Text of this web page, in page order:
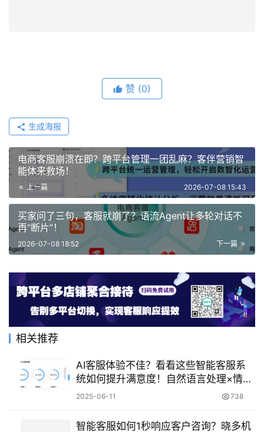
赞 (0)
生成海报
电商客服崩溃在即？跨平台管理一团乱麻？客伴营销智
能体来救场！
上一篇 2026-07-08 15:43
买家问了三句，客服就崩了？语流Agent让多轮对话不
再“断片”！
下一篇
2026-07-08 18:52
相关推荐
AI客服体验不佳？看看这些智能客服系
统如何提升满意度！自然语言处理×情感
计算×深度学习，打造有温度的智能服务
2025-06-11 738
智能客服如何1秒响应客户咨询？晓多机